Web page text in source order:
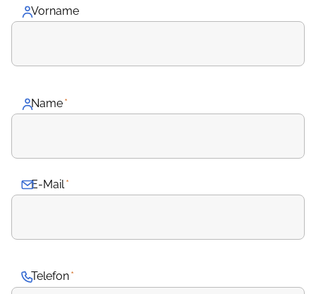
Vorname
Name*
E-Mail *
Telefon*